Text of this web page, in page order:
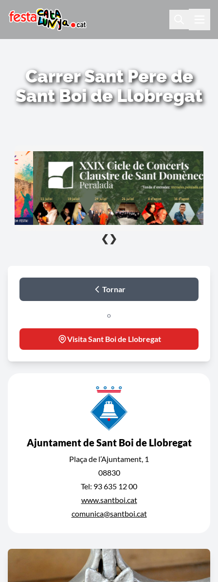
Carrer Sant Pere de
Sant Boi de Llobregat
❮ ❯
Tornar
o
Visita Sant Boi de Llobregat
Ajuntament de Sant Boi de Llobregat
Plaça de l’Ajuntament, 1
08830
Tel: 93 635 12 00
www.santboi.cat
comunica@santboi.cat